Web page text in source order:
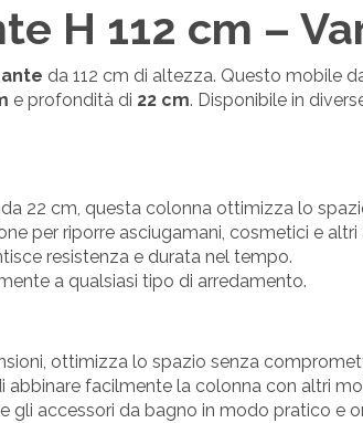
H 112 cm –
da 112 cm di altezza. Questo mobile
e profondità di 22 cm. Disponibile in
22 cm, questa colonna ottimizza lo
per riporre asciugamani, cosmetici e altri
resistenza e durata nel tempo.
a qualsiasi tipo di arredamento.
ottimizza lo spazio senza
facilmente la colonna con altri
gli accessori da bagno in modo pratico e